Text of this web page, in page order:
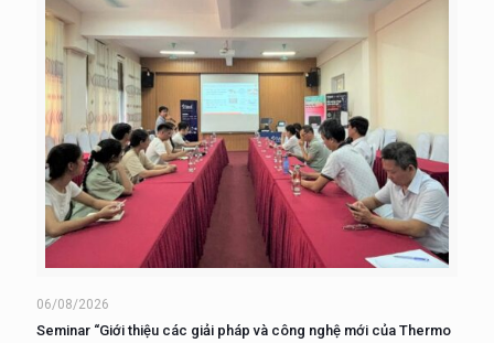
06/08/2026
Seminar “Giới thiệu các giải pháp và công nghệ mới của Thermo